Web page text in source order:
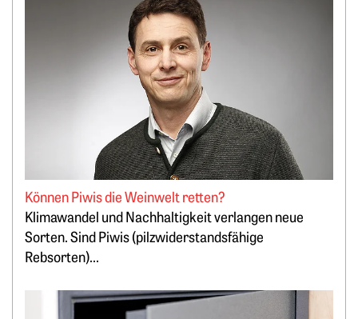
Können Piwis die Weinwelt retten?
Klimawandel und Nachhaltigkeit verlangen neue
Sorten. Sind Piwis (pilzwiderstandsfähige
Rebsorten)...
Weiterlesen: Lukrativ Geld parken